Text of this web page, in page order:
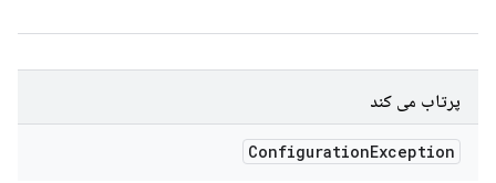
پرتاب می کند
ConfigurationException